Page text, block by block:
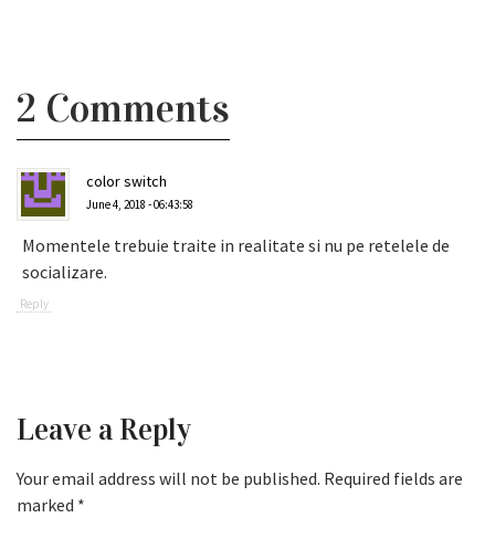
2 Comments
color switch
June 4, 2018 - 06:43:58
Momentele trebuie traite in realitate si nu pe retelele de
socializare.
Reply
Leave a Reply
Your email address will not be published. Required fields are
marked *